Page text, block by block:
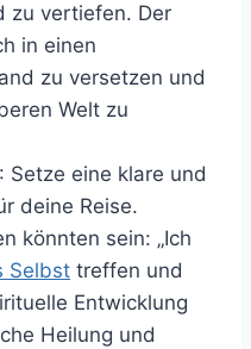
zu vertiefen. Der
in einen
zu versetzen und
Welt zu
: Setze eine klare und
deine Reise.
könnten sein: „Ich
Selbst treffen und
Entwicklung
Heilung und